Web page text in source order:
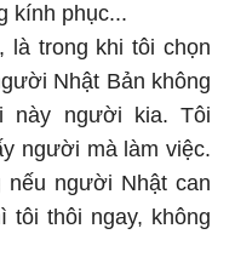
kính phục...
là trong khi tôi chọn
Nhật Bản không
này người kia. Tôi
người mà làm việc.
người Nhật can
tôi thôi ngay, không